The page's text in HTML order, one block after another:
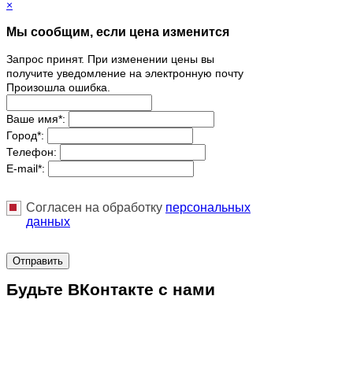
×
Мы сообщим, если цена изменится
Запрос принят. При изменении цены вы
получите уведомление на электронную почту
Произошла ошибка.
Ваше имя*:
Город*:
Телефон:
E-mail*:
Согласен на обработку персональныx
данных
Отправить
Будьте ВКонтакте с нами